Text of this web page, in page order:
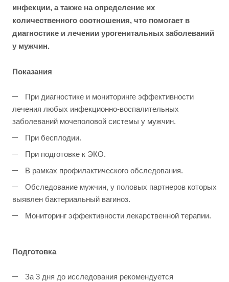
инфекции, а также на определение их
количественного соотношения, что помогает в
диагностике и лечении урогенитальных заболеваний
у мужчин.
Показания
При диагностике и мониторинге эффективности
лечения любых инфекционно-воспалительных
заболеваний мочеполовой системы у мужчин.
При бесплодии.
При подготовке к ЭКО.
В рамках профилактического обследования.
Обследование мужчин, у половых партнеров которых
выявлен бактериальный вагиноз.
Мониторинг эффективности лекарственной терапии.
Подготовка
За 3 дня до исследования рекомендуется